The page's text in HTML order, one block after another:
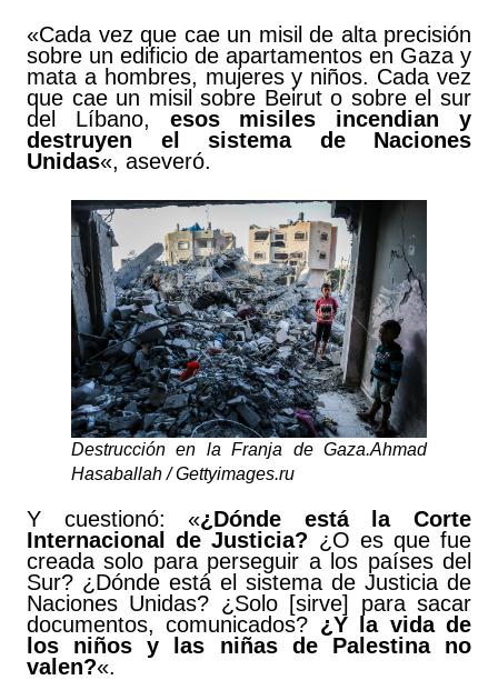
«Cada vez que cae un misil de alta precisión
sobre un edificio de apartamentos en Gaza y
mata a hombres, mujeres y niños. Cada vez
que cae un misil sobre Beirut o sobre el sur
del Líbano, esos misiles incendian y
destruyen el sistema de Naciones
Unidas«, aseveró.
Destrucción en la Franja de Gaza.Ahmad
Hasaballah/ Gettyimages.ru
Y cuestionó: «¿Dónde está la Corte
Internacional de Justicia? ¿O es que fue
creada solo para perseguir a los países del
Sur? ¿Dónde está el sistema de Justicia de
Naciones Unidas? ¿Solo [sirve] para sacar
documentos, comunicados? ¿Y la vida de
los niños y las niñas de Palestina no
valen?«.